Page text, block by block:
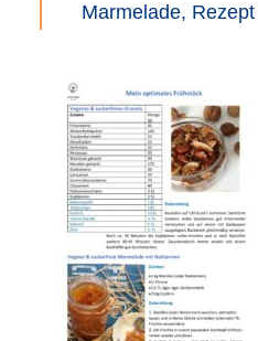
Marmelade,